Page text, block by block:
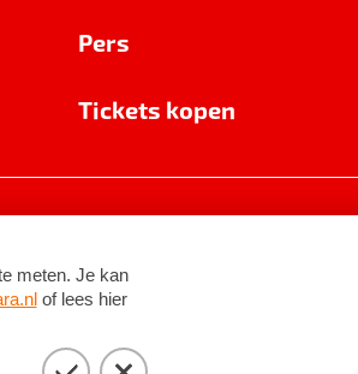
Pers
Tickets kopen